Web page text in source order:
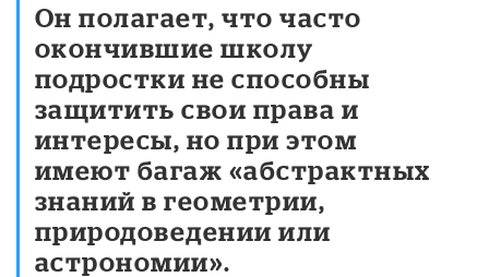
Он полагает, что часто
окончившие школу
подростки не способны
защитить свои права и
интересы, но при этом
имеют багаж «абстрактных
знаний в геометрии,
природоведении или
астрономии».